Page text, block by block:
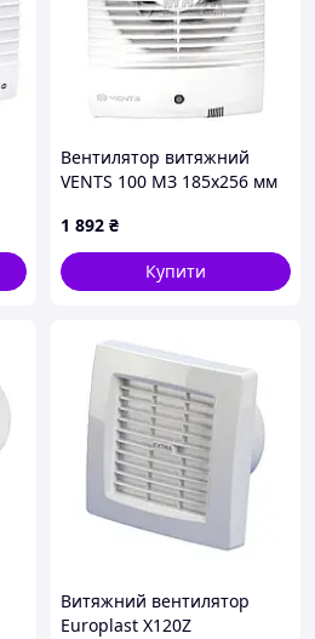
терміну
служби
(прим.
робочи
та
встанов
ятора
будь-
Підшип
ники не
вимага
ють
обслуго
вуванн
мають
ьного
Вентилятор витяжний
VENTS 100 МЗ 185x256 мм
1 892 ₴
Купити
Витяжний вентилятор
Europlast X120Z